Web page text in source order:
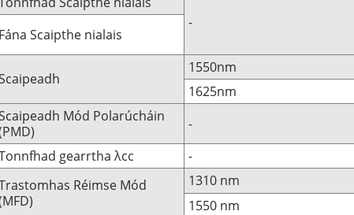
-
Fána Scaipthe nialais
1550nm
1625nm
Mód Polarúcháin
-
gearrtha λcc
-
Réimse Mód
1310 nm
1550 nm